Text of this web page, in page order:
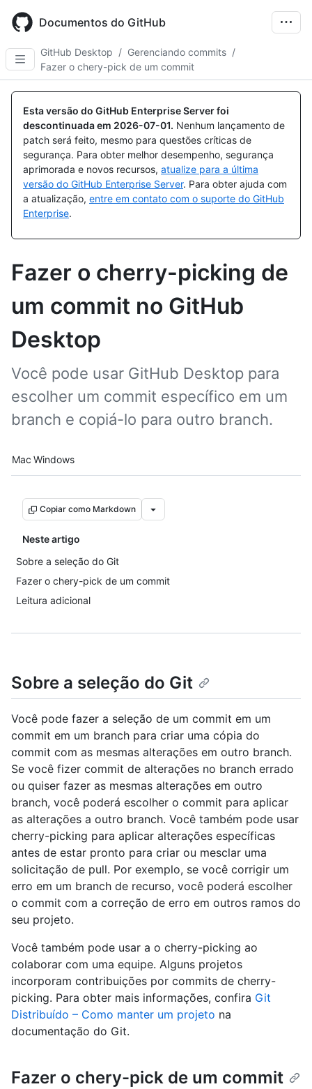
main
content
Documentos do GitHub
GitHub Desktop / Gerenciando commits /
Fazer o chery-pick de um commit
Esta versão do GitHub Enterprise Server foi
descontinuada em 2026-07-01. Nenhum lançamento de
patch será feito, mesmo para questões críticas de
segurança. Para obter melhor desempenho, segurança
aprimorada e novos recursos, atualize para a última
versão do GitHub Enterprise Server. Para obter ajuda com
a atualização, entre em contato com o suporte do GitHub
Enterprise.
Fazer o cherry-picking de
um commit no GitHub
Desktop
Você pode usar GitHub Desktop para
escolher um commit específico em um
branch e copiá-lo para outro branch.
Platform navigation
Mac Windows
Copiar como Markdown
Neste artigo
Sobre a seleção do Git
Fazer o chery-pick de um commit
Leitura adicional
Sobre a seleção do Git
Você pode fazer a seleção de um commit em um
commit em um branch para criar uma cópia do
commit com as mesmas alterações em outro branch.
Se você fizer commit de alterações no branch errado
ou quiser fazer as mesmas alterações em outro
branch, você poderá escolher o commit para aplicar
as alterações a outro branch. Você também pode usar
cherry-picking para aplicar alterações específicas
antes de estar pronto para criar ou mesclar uma
solicitação de pull. Por exemplo, se você corrigir um
erro em um branch de recurso, você poderá escolher
o commit com a correção de erro em outros ramos do
seu projeto.
Você também pode usar a o cherry-picking ao
colaborar com uma equipe. Alguns projetos
incorporam contribuições por commits de cherry-
picking. Para obter mais informações, confira Git
Distribuído – Como manter um projeto na
documentação do Git.
Fazer o chery-pick de um commit